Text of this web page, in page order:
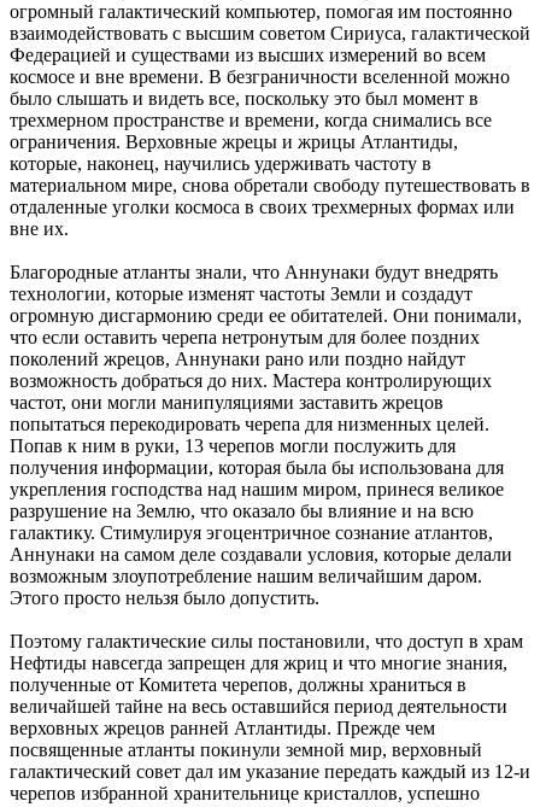
огромный галактический компьютер, помогая им постоянно
взаимодействовать с высшим советом Сириуса, галактической
Федерацией и существами из высших измерений во всем
космосе и вне времени. В безграничности вселенной можно
было слышать и видеть все, поскольку это был момент в
трехмерном пространстве и времени, когда снимались все
ограничения. Верховные жрецы и жрицы Атлантиды,
которые, наконец, научились удерживать частоту в
материальном мире, снова обретали свободу путешествовать в
отдаленные уголки космоса в своих трехмерных формах или
вне их.
Благородные атланты знали, что Аннунаки будут внедрять
технологии, которые изменят частоты Земли и создадут
огромную дисгармонию среди ее обитателей. Они понимали,
что если оставить черепа нетронутым для более поздних
поколений жрецов, Аннунаки рано или поздно найдут
возможность добраться до них. Мастера контролирующих
частот, они могли манипуляциями заставить жрецов
попытаться перекодировать черепа для низменных целей.
Попав к ним в руки, 13 черепов могли послужить для
получения информации, которая была бы использована для
укрепления господства над нашим миром, принеся великое
разрушение на Землю, что оказало бы влияние и на всю
галактику. Стимулируя эгоцентричное сознание атлантов,
Аннунаки на самом деле создавали условия, которые делали
возможным злоупотребление нашим величайшим даром.
Этого просто нельзя было допустить.
Поэтому галактические силы постановили, что доступ в храм
Нефтиды навсегда запрещен для жриц и что многие знания,
полученные от Комитета черепов, должны храниться в
величайшей тайне на весь оставшийся период деятельности
верховных жрецов ранней Атлантиды. Прежде чем
посвященные атланты покинули земной мир, верховный
галактический совет дал им указание передать каждый из 12-и
черепов избранной хранительнице кристаллов, успешно